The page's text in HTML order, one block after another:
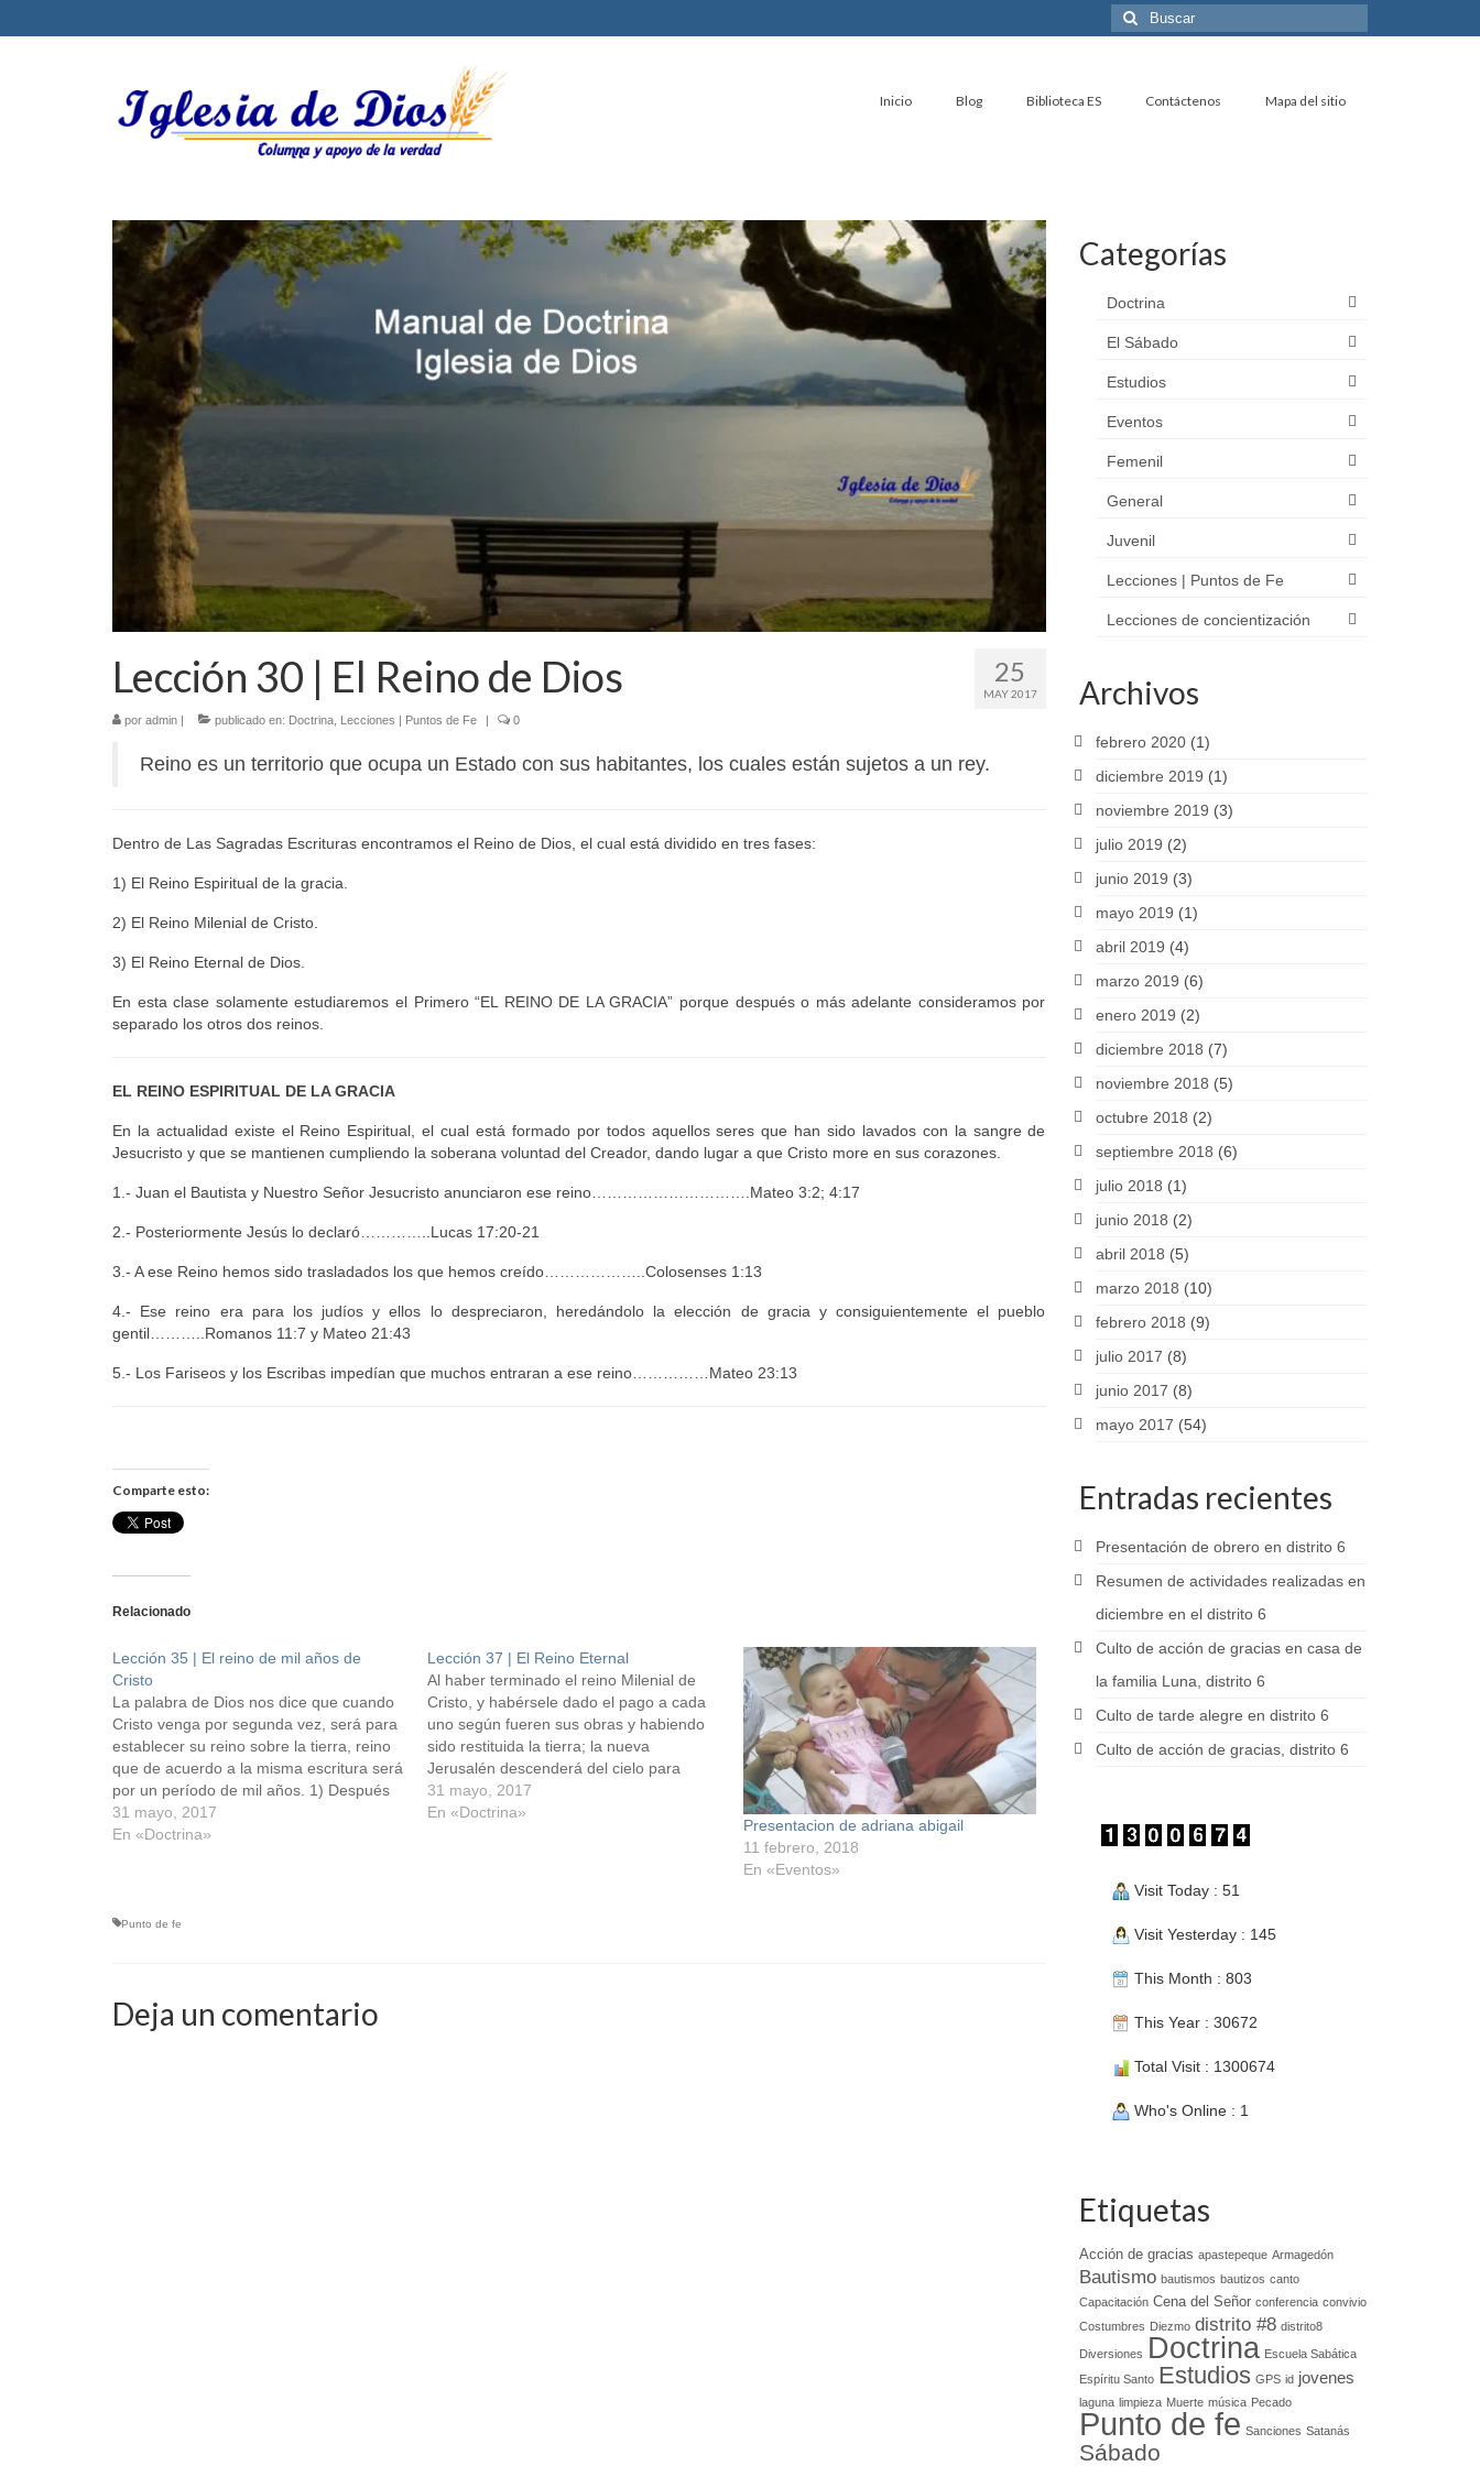
Buscar
por:
Inicio Blog Biblioteca ES Contáctenos Mapa del sitio
25
MAY 2017
Lección 30 | El Reino de Dios
por admin | publicado en: Doctrina Lecciones | Puntos de Fe | 0
Reino es un territorio que ocupa un Estado con sus habitantes, los cuales están sujetos a un rey.
Dentro de Las Sagradas Escrituras encontramos el Reino de Dios, el cual está dividido en tres fases:
1) El Reino Espiritual de la gracia.
2) El Reino Milenial de Cristo.
3) El Reino Eternal de Dios.
En esta clase solamente estudiaremos el Primero “EL REINO DE LA GRACIA” porque después o más adelante consideramos por
separado los otros dos reinos.
EL REINO ESPIRITUAL DE LA GRACIA
En la actualidad existe el Reino Espiritual, el cual está formado por todos aquellos seres que han sido lavados con la sangre de
Jesucristo y que se mantienen cumpliendo la soberana voluntad del Creador, dando lugar a que Cristo more en sus corazones.
1.- Juan el Bautista y Nuestro Señor Jesucristo anunciaron ese reino………………………….Mateo 3:2; 4:17
2.- Posteriormente Jesús lo declaró…………..Lucas 17:20-21
3.- A ese Reino hemos sido trasladados los que hemos creído………………..Colosenses 1:13
4.- Ese reino era para los judíos y ellos lo despreciaron, heredándolo la elección de gracia y consiguientemente el pueblo
gentil………..Romanos 11:7 y Mateo 21:43
5.- Los Fariseos y los Escribas impedían que muchos entraran a ese reino……………Mateo 23:13
Comparte esto:
Relacionado
Lección 35 | El reino de mil años de
Cristo
La palabra de Dios nos dice que cuando
Cristo venga por segunda vez, será para
establecer su reino sobre la tierra, reino
que de acuerdo a la misma escritura será
por un período de mil años. 1) Después
que Cristo recoja a sus redimidos
asentará sus pies sobre el monte…
31 mayo, 2017
En «Doctrina»
Lección 37 | El Reino Eternal
Al haber terminado el reino Milenial de
Cristo, y habérsele dado el pago a cada
uno según fueren sus obras y habiendo
sido restituida la tierra; la nueva
Jerusalén descenderá del cielo para
iniciar así el reino por toda la eternidad.
1) El reino es entregado a Dios……….1ª
31 mayo, 2017
En «Doctrina»
Presentacion de adriana abigail
11 febrero, 2018
En «Eventos»
Punto de fe
Deja un comentario
Categorías
Doctrina
El Sábado
Estudios
Eventos
Femenil
General
Juvenil
Lecciones | Puntos de Fe
Lecciones de concientización
Archivos
febrero 2020(1)
diciembre 2019 (1)
noviembre 2019 (3)
julio 2019 (2)
junio 2019 (3)
mayo 2019 (1)
abril 2019 (4)
marzo 2019 (6)
enero 2019 (2)
diciembre 2018 (7)
noviembre 2018 (5)
octubre 2018 (2)
septiembre 2018 (6)
julio 2018 (1)
junio 2018 (2)
abril 2018 (5)
marzo 2018 (10)
febrero 2018 (9)
julio 2017 (8)
junio 2017 (8)
mayo 2017 (54)
Entradas recientes
Presentación de obrero en distrito 6
Resumen de actividades realizadas en
diciembre en el distrito 6
Culto de acción de gracias en casa de
la familia Luna, distrito 6
Culto de tarde alegre en distrito 6
Culto de acción de gracias, distrito 6
Visit Today : 51
Visit Yesterday : 145
This Month : 803
This Year : 30672
Total Visit : 1300674
Who's Online : 1
Etiquetas
Acción de gracias apastepeque Armagedón
Bautismo bautismos bautizos canto
Capacitación Cena del Señor conferencia convivio
Costumbres Diezmo distrito #8 distrito8
Diversiones Doctrina Escuela Sabática
Espíritu Santo Estudios GPS id jovenes
laguna limpieza Muerte música Pecado
Punto de fe Sanciones Satanás
Sábado